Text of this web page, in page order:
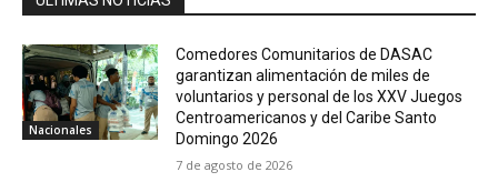
Nacionales
Comedores Comunitarios de DASAC
garantizan alimentación de miles de
voluntarios y personal de los XXV Juegos
Centroamericanos y del Caribe Santo
Domingo 2026
7 de agosto de 2026